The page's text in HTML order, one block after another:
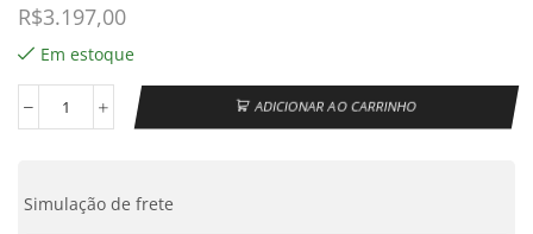
R$3.197,00
Em estoque
ADICIONAR AO CARRINHO
Simulação de frete